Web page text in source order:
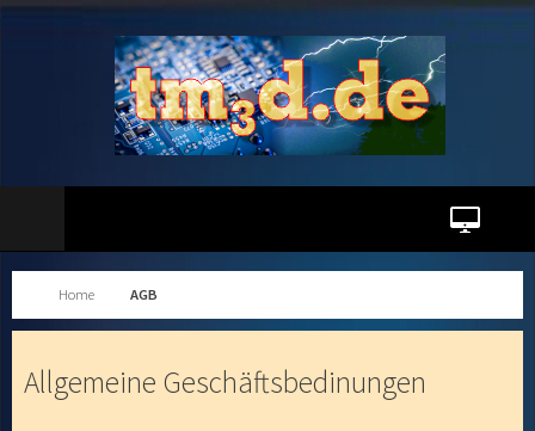
Home AGB
Allgemeine Geschäftsbedinungen